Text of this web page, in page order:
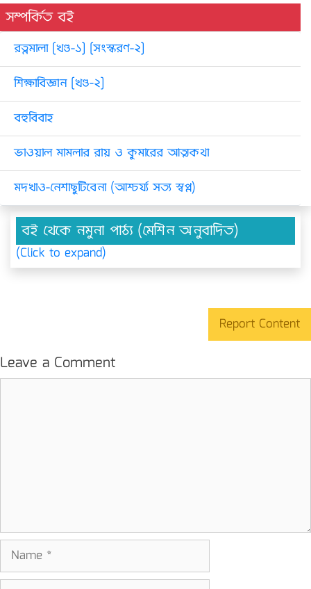
সম্পর্কিত বই
রত্নমালা [খণ্ড-১] [সংস্করণ-২]
শিক্ষাবিজ্ঞান [খণ্ড-২]
বহুবিবাহ
ভাওয়াল মামলার রায় ও কুমারের আত্মকথা
মদখাও-নেশাছুটিবেনা (আশ্চর্য্য সত্য স্বপ্ন)
বই থেকে নমুনা পাঠ্য (মেশিন অনুবাদিত)
(Click to expand)
Report Content
Leave a Comment
Name